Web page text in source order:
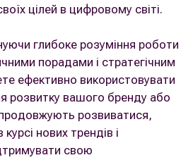
цілей в цифровому світі.
глибоке розуміння роботи
порадами і стратегічним
ефективно використовувати
розвитку вашого бренду або
продовжують розвиватися,
нових трендів і
свою